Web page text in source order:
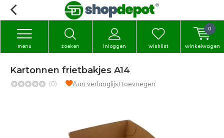
zoeken inloggen
menu wishlist winkelwagen
0
Kartonnen frietbakjes A14
(0) Aan verlanglijst toevoegen